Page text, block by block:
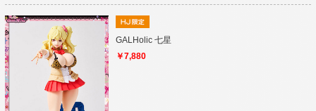
GALHolic 七星
￥7,880